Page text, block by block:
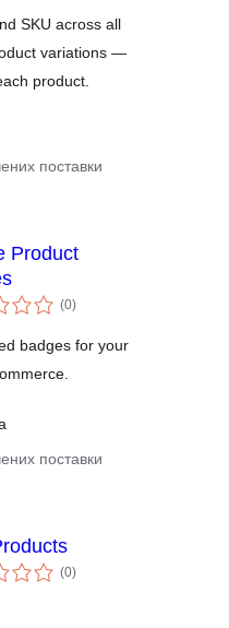
SKU across all
variations —
product.
поставки
Product
(0укупних
оцена
)
badges for your
поставки
(0укупних
оцена
)